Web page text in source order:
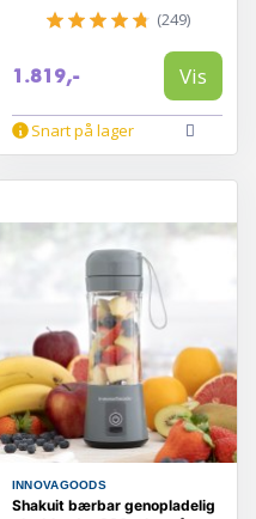
(249)
1.819,- Vis
Snart på lager
INNOVAGOODS
Shakuit bærbar genopladelig